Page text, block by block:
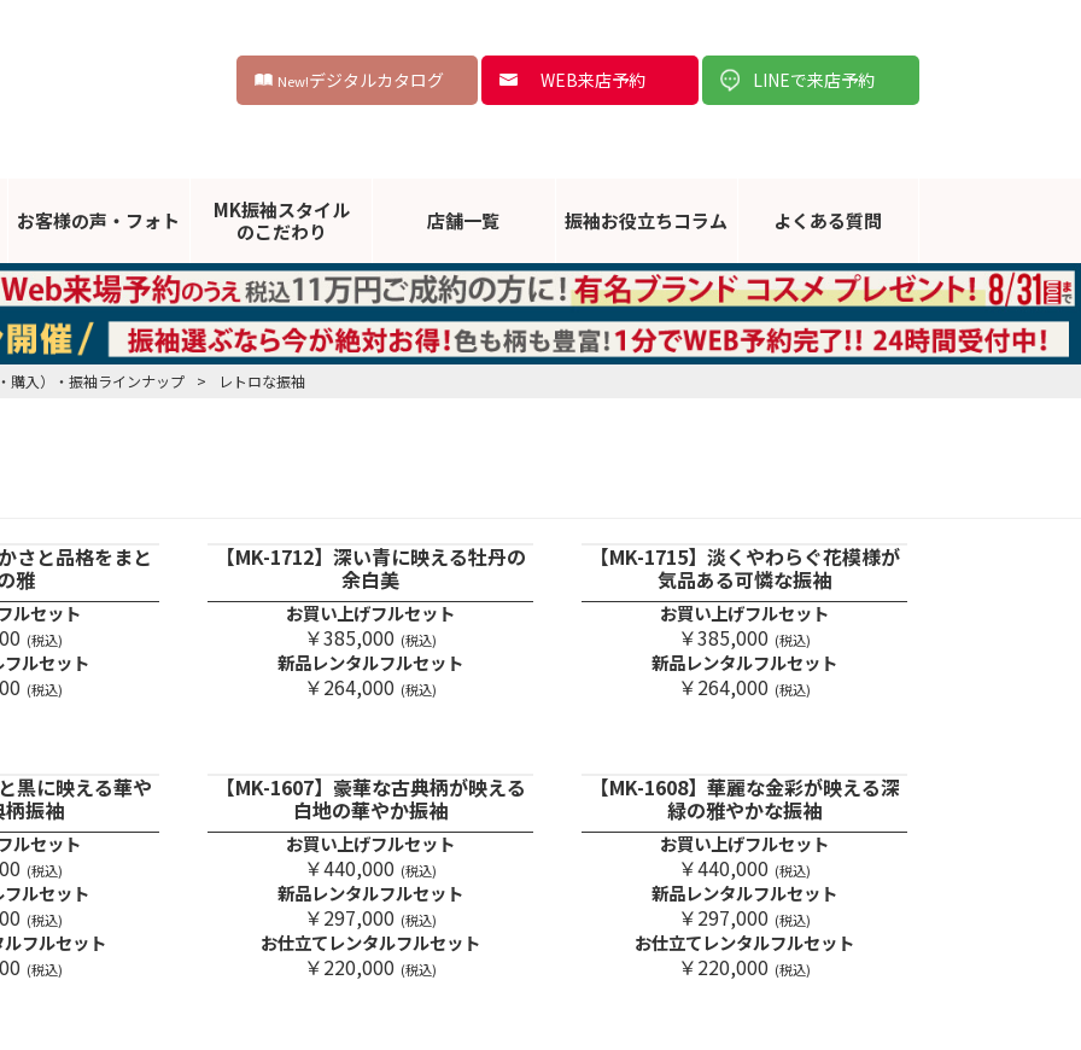
New!デジタルカタログ WEB来店予約 LINEで来店予約
お客様の声・ フォト
MK振袖スタイル
のこだわり
店舗一覧 振袖お役立ちコラム よくある質問
購入）・振袖ラインナップ > レトロな振袖
さと品格をまと
雅
ルセット
(税込)
ルセット
(税込)
【MK-1712】深い青に映える牡丹の
余白美
お買い上げフルセット
￥385,000 (税込)
新品レンタルフルセット
￥264,000 (税込)
【MK-1715】淡くやわらぐ花模様が
気品ある可憐な振袖
お買い上げフルセット
￥385,000 (税込)
新品レンタルフルセット
￥264,000 (税込)
黒に映える華や
振袖
ルセット
(税込)
ルセット
(税込)
フルセット
(税込)
【MK-1607】豪華な古典柄が映える
白地の華やか振袖
お買い上げフルセット
￥440,000 (税込)
新品レンタルフルセット
￥297,000 (税込)
お仕立てレンタルフルセット
￥220,000 (税込)
【MK-1608】華麗な金彩が映える深
緑の雅やかな振袖
お買い上げフルセット
￥440,000 (税込)
新品レンタルフルセット
￥297,000 (税込)
お仕立てレンタルフルセット
￥220,000 (税込)